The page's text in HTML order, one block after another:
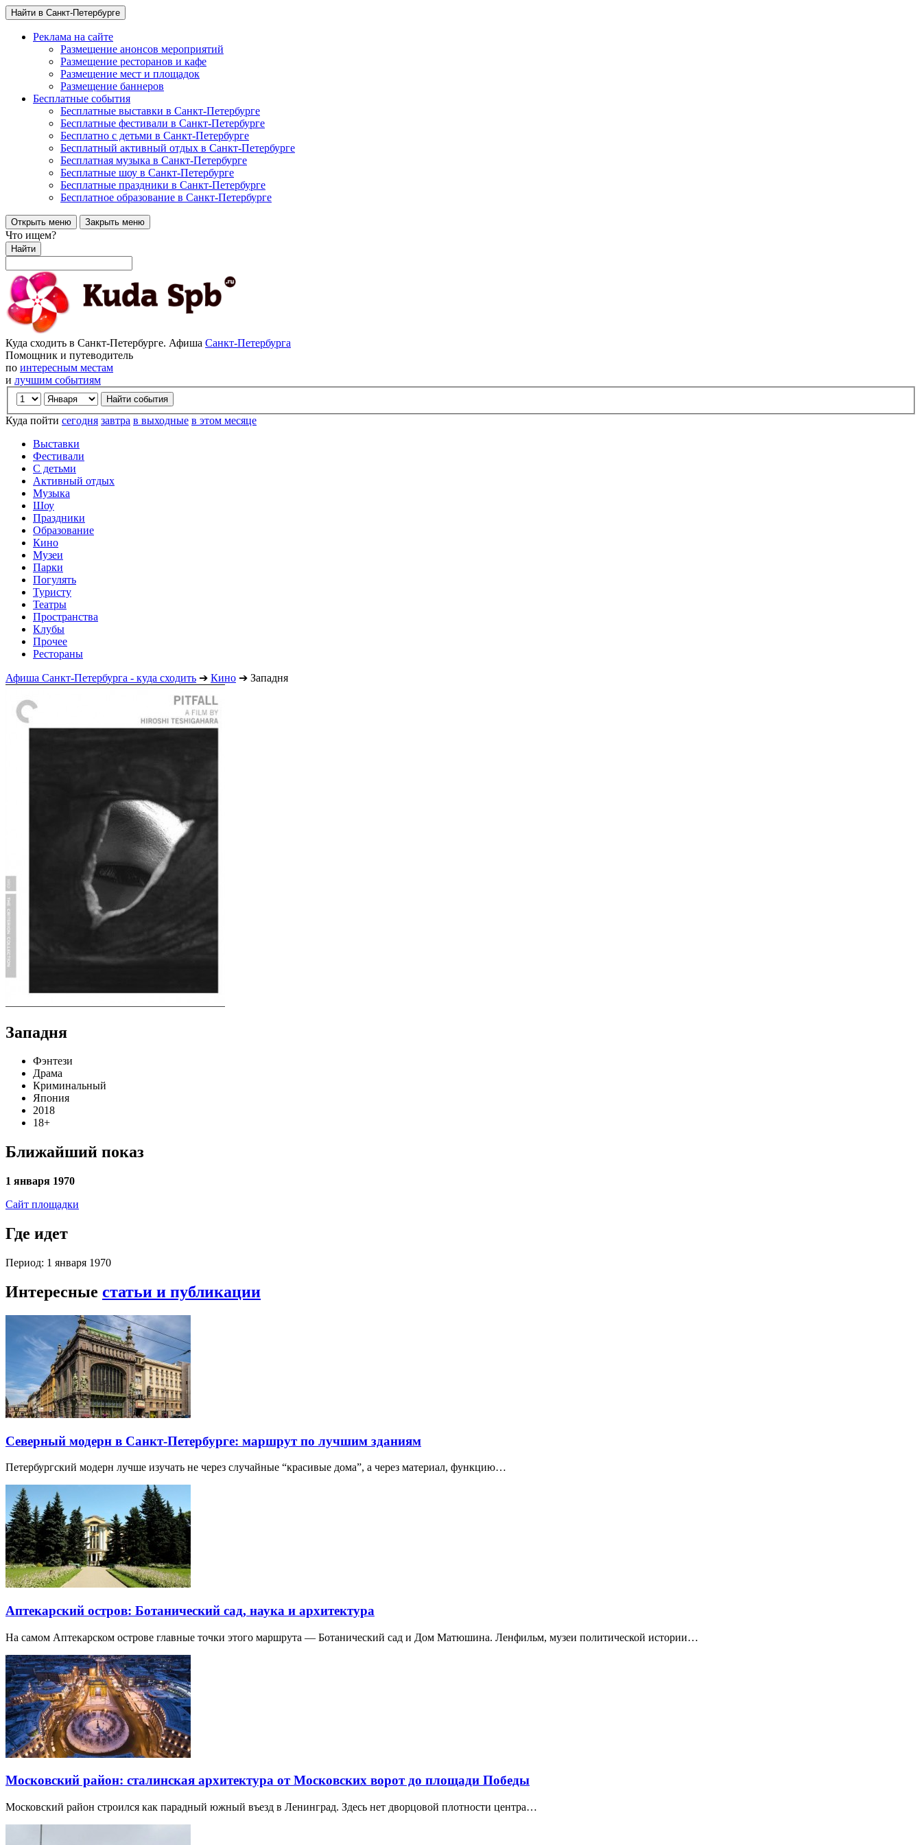
Найти в Санкт-Петербурге
Реклама на сайте
Размещение анонсов мероприятий
Размещение ресторанов и кафе
Размещение мест и площадок
Размещение баннеров
Бесплатные события
Бесплатные выставки в Санкт-Петербурге
Бесплатные фестивали в Санкт-Петербурге
Бесплатно с детьми в Санкт-Петербурге
Бесплатный активный отдых в Санкт-Петербурге
Бесплатная музыка в Санкт-Петербурге
Бесплатные шоу в Санкт-Петербурге
Бесплатные праздники в Санкт-Петербурге
Бесплатное образование в Санкт-Петербурге
Открыть меню Закрыть меню
Что ищем?
Найти
Куда сходить в Санкт-Петербурге. Афиша Санкт-Петербурга
Помощник и путеводитель
по интересным местам
и лучшим событиям
Куда пойти сегодня завтра в выходные в этом месяце
Выставки
Фестивали
С детьми
Активный отдых
Музыка
Шоу
Праздники
Образование
Кино
Музеи
Парки
Погулять
Туристу
Театры
Пространства
Клубы
Прочее
Рестораны
Афиша Санкт-Петербурга - куда сходить ➔ Кино ➔ Западня
Западня
Фэнтези
Драма
Криминальный
Япония
2018
18+
Ближайший показ
1 января 1970
Сайт площадки
Где идет
Период: 1 января 1970
Интересные статьи и публикации
Северный модерн в Санкт-Петербурге: маршрут по лучшим зданиям
Петербургский модерн лучше изучать не через случайные “красивые дома”, а через материал, функцию…
Аптекарский остров: Ботанический сад, наука и архитектура
На самом Аптекарском острове главные точки этого маршрута — Ботанический сад и Дом Матюшина. Ленфильм, музеи политической истории…
Московский район: сталинская архитектура от Московских ворот до площади Победы
Московский район строился как парадный южный въезд в Ленинград. Здесь нет дворцовой плотности центра…